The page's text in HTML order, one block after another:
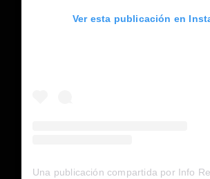
Ver esta publicación en